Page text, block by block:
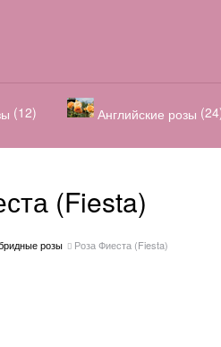
(12) Английские розы
(Fiesta)
розы Роза Фиеста (Fiesta)